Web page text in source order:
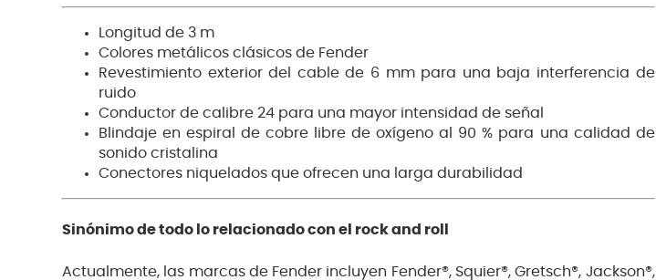
Longitud de 3 m
Colores metálicos clásicos de Fender
Revestimiento exterior del cable de 6 mm para una baja interferencia de
ruido
Conductor de calibre 24 para una mayor intensidad de señal
Blindaje en espiral de cobre libre de oxígeno al 90 % para una calidad de
sonido cristalina
Conectores niquelados que ofrecen una larga durabilidad
Sinónimo de todo lo relacionado con el rock and roll
Actualmente, las marcas de Fender incluyen Fender®, Squier®, Gretsch®, Jackson®,